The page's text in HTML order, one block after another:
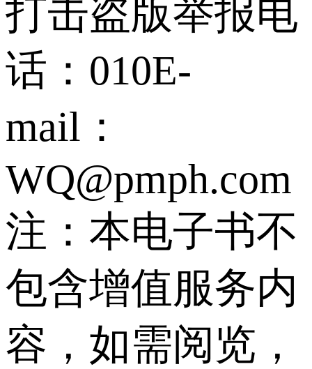
打击盗版举报电
话：010E-
mail：
WQ@pmph.com
注：本电子书不
包含增值服务内
容，如需阅览，